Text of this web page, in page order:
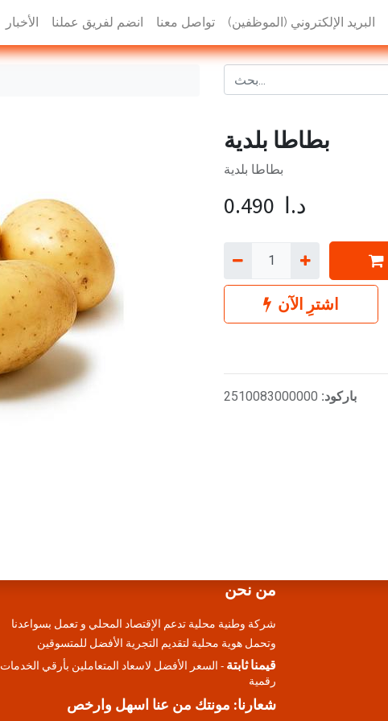
الأخبار انضم لفريق عملنا تواصل معنا البريد الإلكتروني (الموظفين)
بطاطا بلدية
بطاطا بلدية
0.490 د.ا
اشترِ الآن
باركود: 2510083000000
من نحن
شركة وطنية محلية تدعم الإقتصاد المحلي و تعمل بسواعدنا
وتحمل هوية محلية لتقديم التجرية الأفضل للمتسوقين
قيمنا ثابتة - السعر الأفضل لاسعاد المتعاملين بأرقي الخدمات
رقمية
شعارنا: مونتك من عنا اسهل وارخص